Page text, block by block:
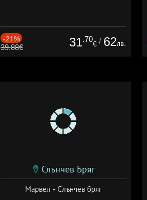
-21%
39.88€ 31.70
€ / 62лв.
Слънчев Бряг
Марвел - Слънчев бряг